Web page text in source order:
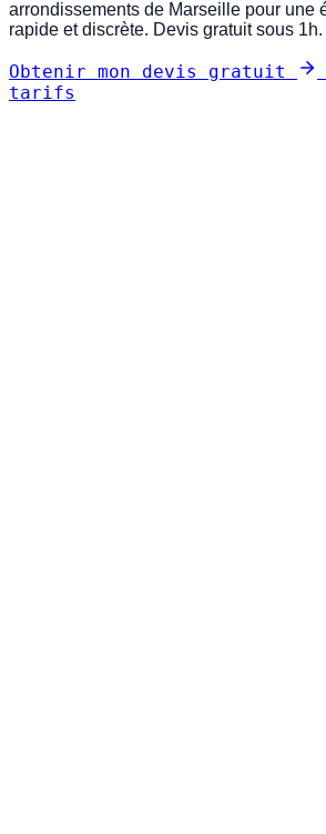
arrondissements de Marseille pour une
rapide et discrète. Devis gratuit sous 1h.
Obtenir mon devis gratuit
tarifs